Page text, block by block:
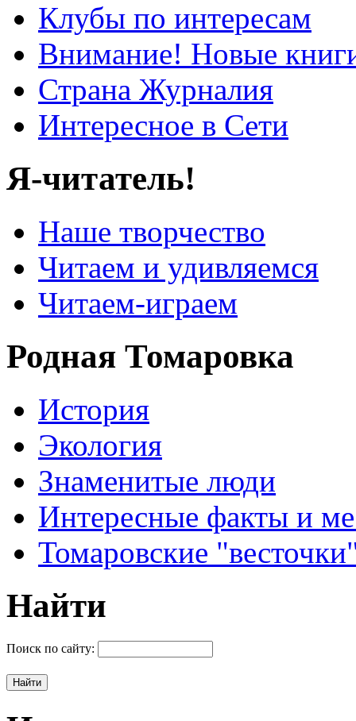
Клубы по интересам
Внимание! Новые
Страна Журналия
Интересное в Сети
Я-читатель!
Наше творчество
Читаем и удивляемся
Читаем-играем
Родная Томаровка
История
Экология
Знаменитые люди
Интересные факты и
Томаровские
Найти
Поиск по сайту: